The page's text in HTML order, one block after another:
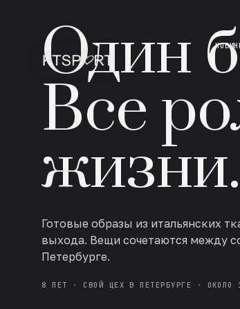
Один
Все
жизни.
Готовые образы из итальянских
выхода. Вещи сочетаются между
Петербурге.
8 ЛЕТ · СВОЙ ЦЕХ В ПЕТЕРБУРГЕ · ОКОЛО